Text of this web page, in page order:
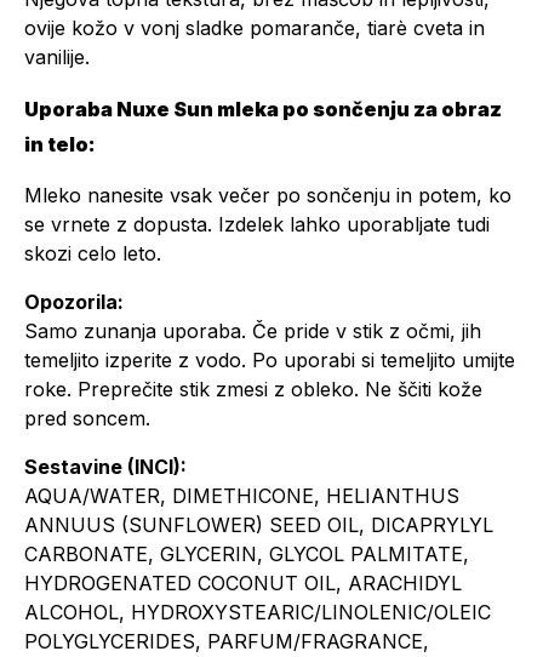
ovije kožo v vonj sladke pomaranče, tiarè cveta in
vanilije.
Uporaba Nuxe Sun mleka po sončenju za obraz
in telo:
Mleko nanesite vsak večer po sončenju in potem, ko
se vrnete z dopusta. Izdelek lahko uporabljate tudi
skozi celo leto.
Opozorila:
Samo zunanja uporaba. Če pride v stik z očmi, jih
temeljito izperite z vodo. Po uporabi si temeljito umijte
roke. Preprečite stik zmesi z obleko. Ne ščiti kože
pred soncem.
Sestavine (INCI):
AQUA/WATER, DIMETHICONE, HELIANTHUS
ANNUUS (SUNFLOWER) SEED OIL, DICAPRYLYL
CARBONATE, GLYCERIN, GLYCOL PALMITATE,
HYDROGENATED COCONUT OIL, ARACHIDYL
ALCOHOL, HYDROXYSTEARIC/LINOLENIC/OLEIC
POLYGLYCERIDES, PARFUM/FRAGRANCE,